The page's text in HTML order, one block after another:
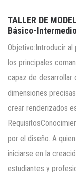
TALLER DE
Básico-
Objetivo:Introducir
los principales
capaz de desarrollar
dimensiones
crear renderizados
por el diseño. A
iniciarse en la
estudiantes y